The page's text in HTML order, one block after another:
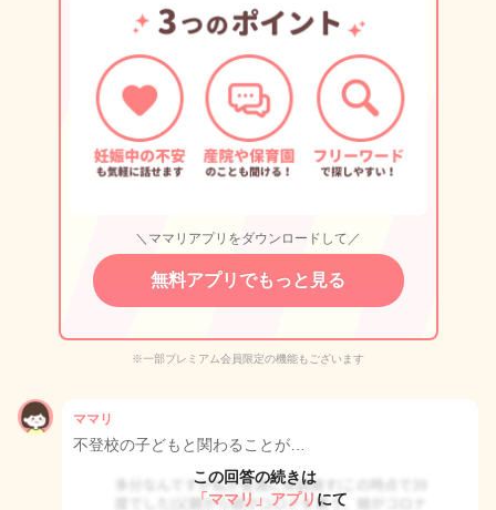
＼ママリアプリをダウンロードして／
無料アプリでもっと見る
※一部プレミアム会員限定の機能もございます
ママリ
不登校の子どもと関わることが…
この回答の続きは
「ママリ」アプリ にて